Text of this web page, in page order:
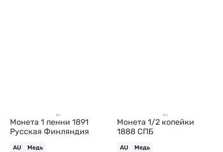
Монета 1 пенни 1891
Русская Финляндия
AU Медь
Монета 1/2 копейки
1888 СПБ
AU Медь